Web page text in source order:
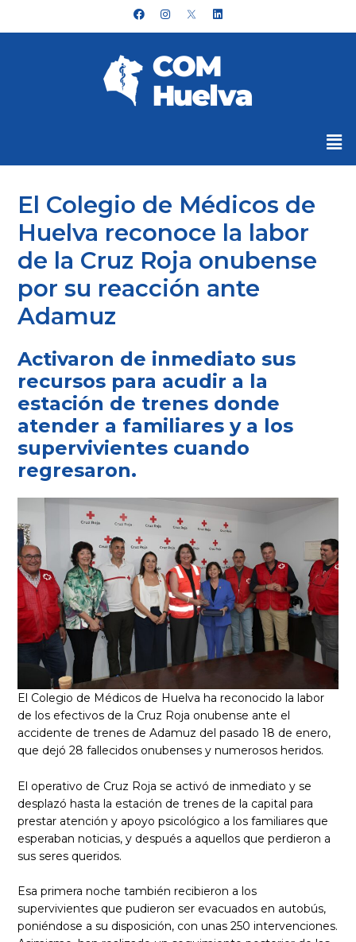
F
a
c
o
o
k
I
n
s
a
g
r
a
m
L
i
n
e
i
n
El Colegio de Médicos de
Huelva reconoce la labor
de la Cruz Roja onubense
por su reacción ante
Adamuz
Activaron de inmediato sus
recursos para acudir a la
estación de trenes donde
atender a familiares y a los
supervivientes cuando
regresaron.
El Colegio de Médicos de Huelva ha reconocido la labor
de los efectivos de la Cruz Roja onubense ante el
accidente de trenes de Adamuz del pasado 18 de enero,
que dejó 28 fallecidos onubenses y numerosos heridos.
El operativo de Cruz Roja se activó de inmediato y se
desplazó hasta la estación de trenes de la capital para
prestar atención y apoyo psicológico a los familiares que
esperaban noticias, y después a aquellos que perdieron a
sus seres queridos.
Esa primera noche también recibieron a los
supervivientes que pudieron ser evacuados en autobús,
poniéndose a su disposición, con unas 250 intervenciones.